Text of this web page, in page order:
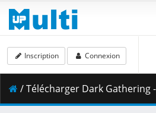
Inscription Connexion
/ Télécharger Dark Gathering -